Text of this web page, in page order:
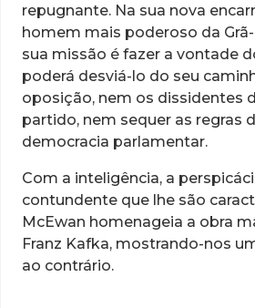
repugnante. Na sua nova
homem mais poderoso da
sua missão é fazer a vontade
poderá desviá-lo do seu
oposição, nem os dissidentes
partido, nem sequer as regras
democracia parlamentar.
Com a inteligência, a
contundente que lhe são
McEwan homenageia a obra
Franz Kafka, mostrando-nos
ao contrário.